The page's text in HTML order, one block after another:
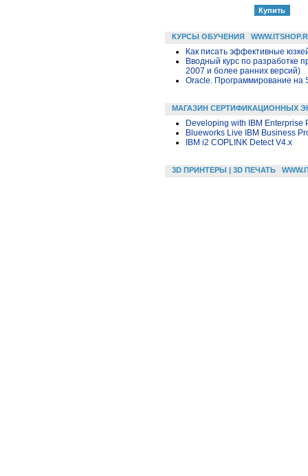
КУРСЫ ОБУЧЕНИЯ
Как писать эффективные
Вводный курс по разработке
2007 и более ранних версий)
Oracle. Программирование на
МАГАЗИН СЕРТИФИКАЦИОННЫХ
Developing with IBM Enterprise
Blueworks Live IBM Business
IBM i2 COPLINK Detect V4.x
3D ПРИНТЕРЫ | 3D ПЕЧАТЬ